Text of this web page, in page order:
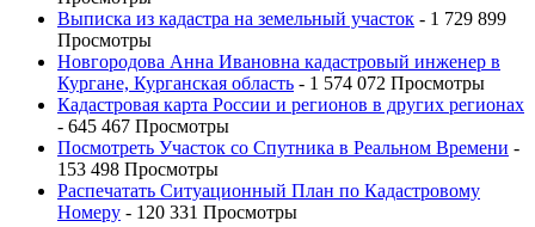
Выписка из кадастра на земельный участок - 1 729 899
Просмотры
Новгородова Анна Ивановна кадастровый инженер в
Кургане, Курганская область - 1 574 072 Просмотры
Кадастровая карта России и регионов в других регионах
- 645 467 Просмотры
Посмотреть Участок со Спутника в Реальном Времени -
153 498 Просмотры
Распечатать Ситуационный План по Кадастровому
Номеру - 120 331 Просмотры